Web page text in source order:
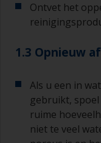
Ontvet het
1.3 Opnieuw
Als u een in
gebruikt,
ruime
niet te veel